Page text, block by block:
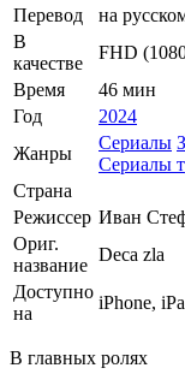
Перевод
на
В
качестве
FHD
Время
46 мин
Год
2024
Жанры
Сериалы
Сериалы
Страна
Режиссер Иван
Ориг.
название
Deca zla
Доступно
на
iPhone,
В главных ролях